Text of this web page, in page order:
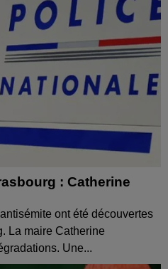
: Catherine
ont été découvertes
La maire Catherine
Une...